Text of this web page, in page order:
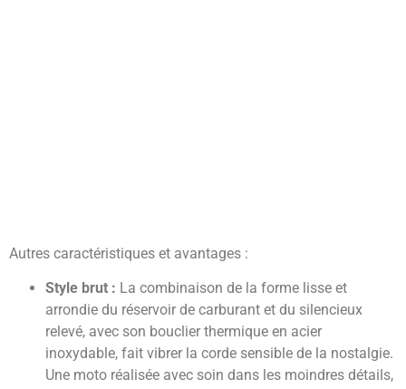
Autres caractéristiques et avantages :
Style brut : La combinaison de la forme lisse et
arrondie du réservoir de carburant et du silencieux
relevé, avec son bouclier thermique en acier
inoxydable, fait vibrer la corde sensible de la nostalgie.
Une moto réalisée avec soin dans les moindres détails,